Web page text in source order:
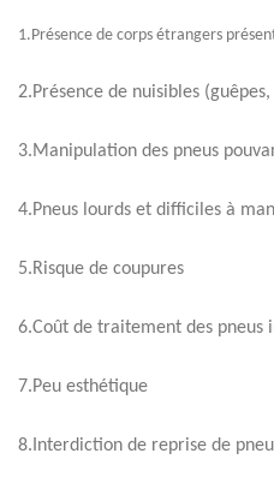
1.Présence de corps étrangers
2.Présence de nuisibles
3.Manipulation des pneus
4.Pneus lourds et difficiles à
5.Risque de coupures
6.Coût de traitement des pneus
7.Peu esthétique
8.Interdiction de reprise de